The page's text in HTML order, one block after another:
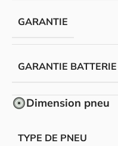
GARANTIE
GARANTIE BATTERIE
Dimension pneu
TYPE DE PNEU